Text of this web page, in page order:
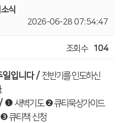
식
2026-06-28 07:54:47
조회수 104
일입니다/ 전반기를 인도하신
.
❶새벽기도❷큐티묵상가이드
❸ 큐티책 신청